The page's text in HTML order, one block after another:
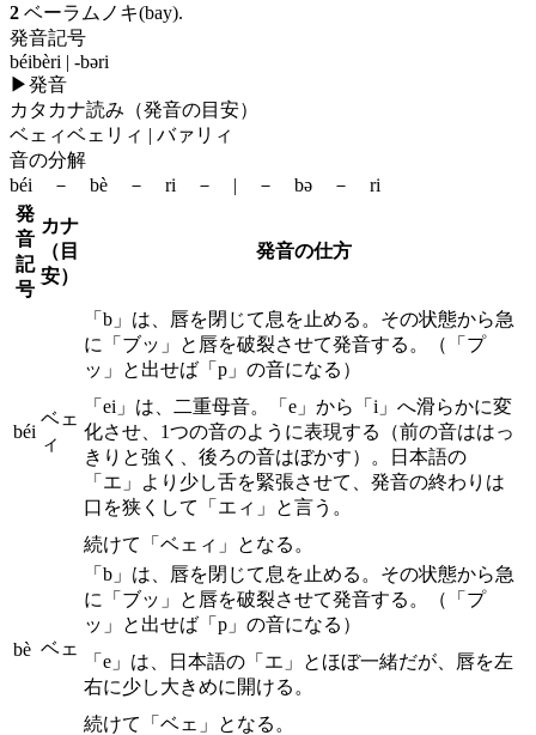
2 ベーラムノキ(bay).
発音記号
béibèri | -bəri
▶発音
カタカナ読み（発音の目安）
ベェィベェリィ | バァリィ
音の分解
béi － bè － ri － | － bə － ri
発
音
記
号
カナ
（目
安）
発音の仕方
béi
ベェ
ィ
「b」は、唇を閉じて息を止める。その状態から急
に「ブッ」と唇を破裂させて発音する。（「プ
ッ」と出せば「p」の音になる）
「ei」は、二重母音。「e」から「i」へ滑らかに変
化させ、1つの音のように表現する（前の音ははっ
きりと強く、後ろの音はぼかす）。日本語の
「エ」より少し舌を緊張させて、発音の終わりは
口を狭くして「エィ」と言う。
続けて「ベェィ」となる。
bè ベェ
「b」は、唇を閉じて息を止める。その状態から急
に「ブッ」と唇を破裂させて発音する。（「プ
ッ」と出せば「p」の音になる）
「e」は、日本語の「エ」とほぼ一緒だが、唇を左
右に少し大きめに開ける。
続けて「ベェ」となる。